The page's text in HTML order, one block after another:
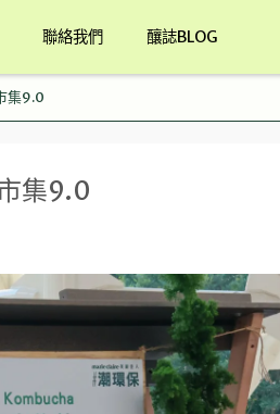
聯絡我們 釀誌BLOG
集9.0
集9.0